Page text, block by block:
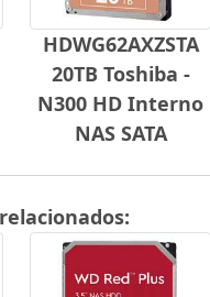
HDWG62AXZSTA
20TB Toshiba -
N300 HD Interno
NAS SATA